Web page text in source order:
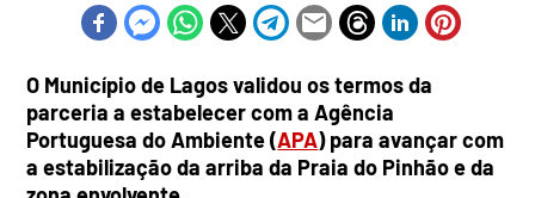
O Município de Lagos validou os termos da
parceria a estabelecer com a Agência
Portuguesa do Ambiente (APA) para avançar com
a estabilização da arriba da Praia do Pinhão e da